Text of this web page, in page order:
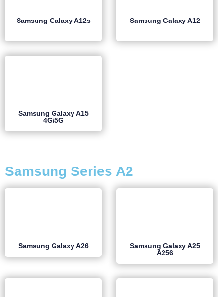
Samsung Galaxy A12s Samsung Galaxy A12
Samsung Galaxy A15
4G/5G
Samsung Series A2
Samsung Galaxy A26
Samsung Galaxy A25
A256